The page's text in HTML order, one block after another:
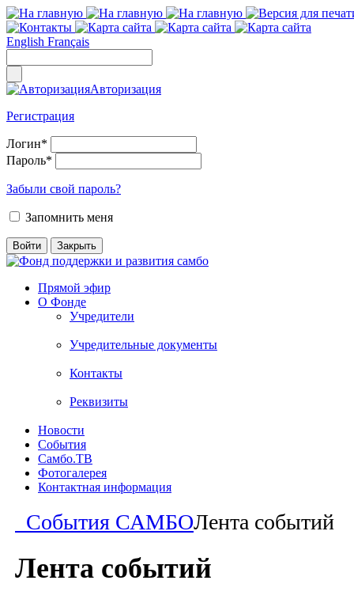
English Français
Авторизация
Регистрация
Логин*
Пароль*
Забыли свой пароль?
Запомнить меня
Прямой эфир
О Фонде
Учредители
Учредительные документы
Контакты
Реквизиты
Новости
События
Самбо.ТВ
Фотогалерея
Контактная информация
События САМБОЛента событий
Лента событий